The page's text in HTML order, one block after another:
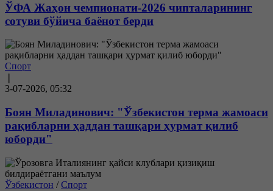
ЎФА Жаҳон чемпионати-2026 чипталарининг
сотуви бўйича баёнот берди
Спорт
3-07-2026, 05:32
Боян Миладинович: "Ўзбекистон терма жамоаси
рақибларни ҳаддан ташқари ҳурмат қилиб
юборди"
Ўзбекистон /Спорт